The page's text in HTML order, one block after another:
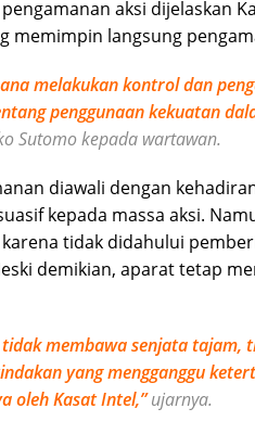
aksi dijelaskan
memimpin langsung
melakukan kontrol dan
penggunaan kekuatan
Sutomo kepada wartawan.
diawali dengan
kepada massa aksi.
tidak didahului
demikian, aparat tetap
membawa senjata
yang mengganggu
oleh Kasat Intel,” ujarnya.